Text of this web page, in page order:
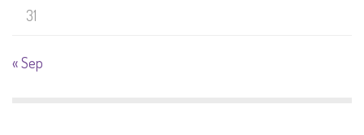
31
« Sep